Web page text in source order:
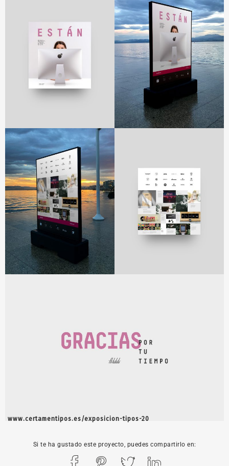
www.certamentipos.es/exposicion-tipos-20
Si te ha gustado este proyecto, puedes compartirlo en: